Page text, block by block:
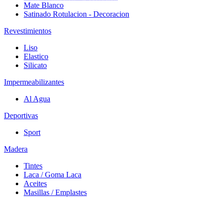
Mate Blanco
Satinado Rotulacion - Decoracion
Revestimientos
Liso
Elastico
Silicato
Impermeabilizantes
Al Agua
Deportivas
Sport
Madera
Tintes
Laca / Goma Laca
Aceites
Masillas / Emplastes